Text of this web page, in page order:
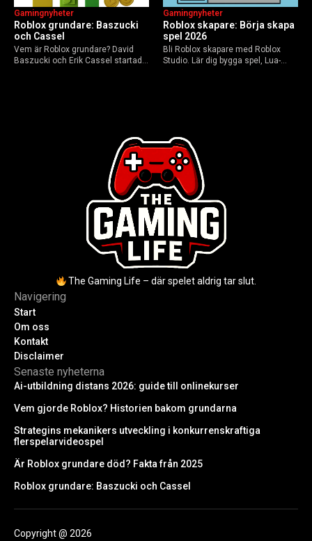
Roblox grundare: Baszucki
och Cassel
Gamingnyheter
Vem är Roblox grundare? David
Baszucki och Erik Cassel startade
Roblox skapare: Börja skapa
spel 2026
Gamingnyheter
Bli Roblox skapare med Roblox
Studio. Lär dig bygga spel, Lua-
The Gaming Life – där spelet aldrig tar slut.
Navigering
Start
Om oss
Kontakt
Disclaimer
Senaste nyheterna
Ai-utbildning distans 2026: guide till onlinekurser
Vem gjorde Roblox? Historien bakom grundarna
Strategins mekanikers utveckling i konkurrenskraftiga
flerspelarvideospel
Är Roblox grundare död? Fakta från 2025
Roblox grundare: Baszucki och Cassel
Copyright @ 2026